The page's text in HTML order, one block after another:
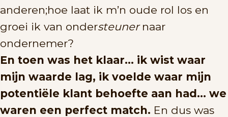
anderen;hoe laat ik m’n oude rol los en
groei ik van ondersteunernaar
ondernemer?
En toen was het klaar… ik wist waar
mijn waarde lag, ik voelde waar mijn
potentiële klant behoefte aan had… we
waren een perfect match. En dus was